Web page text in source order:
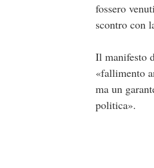
fossero
scontro con
Il manifesto
«fallimento
ma un
politica».